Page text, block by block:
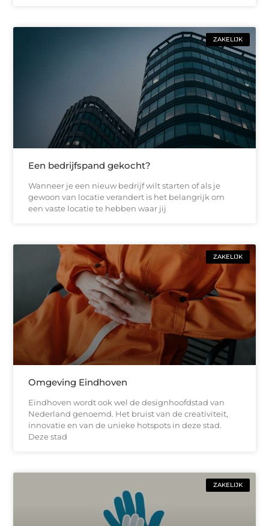
ZAKELIJK
Een bedrijfspand gekocht?
Wanneer je een nieuw bedrijf wilt starten of als je
gewoon van locatie verandert is het belangrijk om
een vaste locatie te hebben waar jij
ZAKELIJK
Omgeving Eindhoven
Eindhoven wordt ook wel de designhoofdstad van
Nederland genoemd. Het bruist van de creativiteit,
innovatie en van de unieke hotspots in deze stad.
Deze stad
ZAKELIJK